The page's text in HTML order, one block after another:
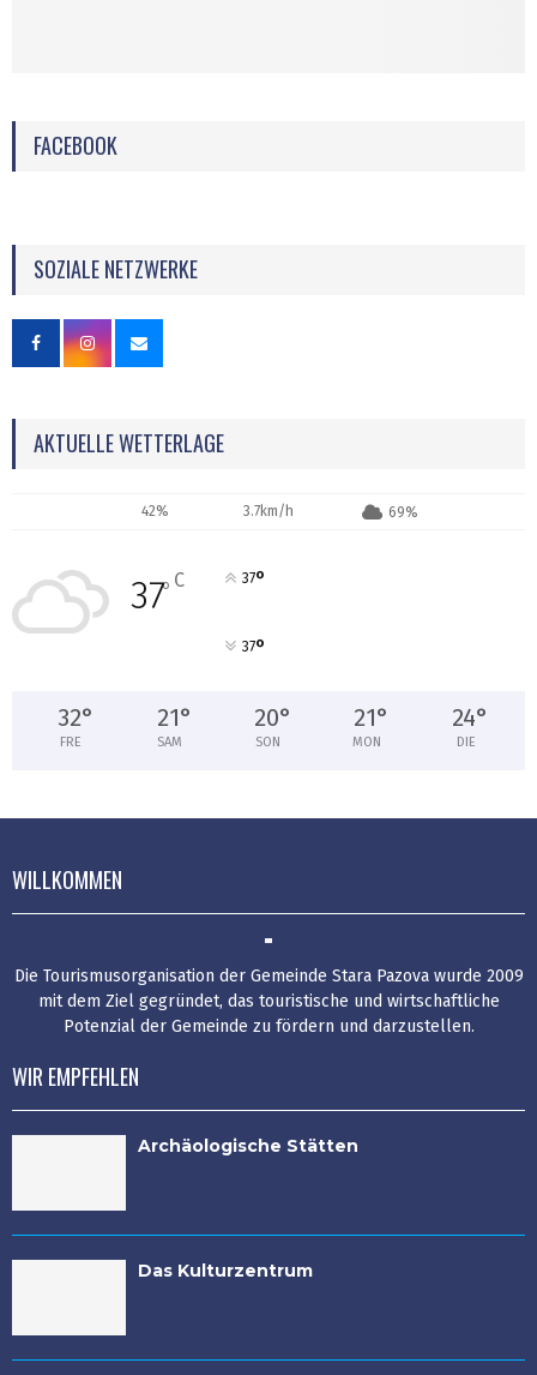
FACEBOOK
SOZIALE NETZWERKE
AKTUELLE WETTERLAGE
42% 3.7km/h 69%
37° C 37°
37°
32°
FRE
21°
SAM
20°
SON
21°
MON
24°
DIE
WILLKOMMEN
Die Tourismusorganisation der Gemeinde Stara Pazova wurde 2009
mit dem Ziel gegründet, das touristische und wirtschaftliche
Potenzial der Gemeinde zu fördern und darzustellen.
WIR EMPFEHLEN
Archäologische Stätten
Das Kulturzentrum